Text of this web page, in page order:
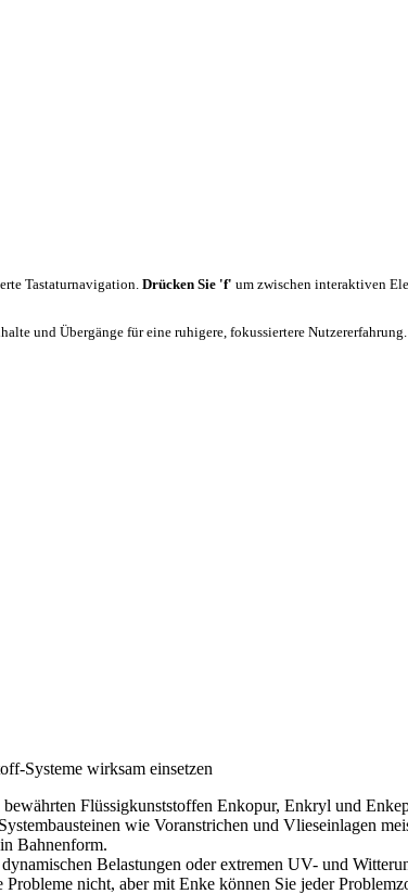
Tastaturnavigation. Drücken Sie 'f' um zwischen interaktiven
und Übergänge für eine ruhigere, fokussiertere
Systeme wirksam einsetzen
Flüssigkunststoffen Enkopur, Enkryl und
wie Voranstrichen und Vlieseinlagen
Bahnenform.
Belastungen oder extremen UV- und
nicht, aber mit Enke können Sie jeder